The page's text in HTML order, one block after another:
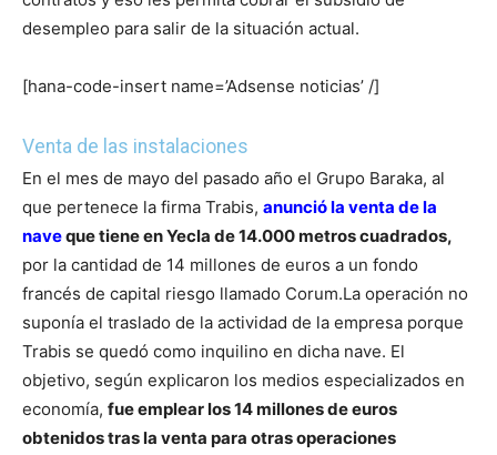
desempleo para salir de la situación actual.
[hana-code-insert name=’Adsense noticias’ /]
Venta de las instalaciones
En el mes de mayo del pasado año el Grupo Baraka, al
que pertenece la firma Trabis, anuncióla venta de la
naveque tiene en Yecla de 14.000 metros cuadrados,
por la cantidad de 14 millones de euros a un fondo
francés de capital riesgo llamado Corum.La operación no
suponía el traslado de la actividad de la empresa porque
Trabis se quedó como inquilino en dicha nave. El
objetivo, según explicaron los medios especializados en
economía, fue emplear los 14 millones de euros
obtenidos tras la venta para otras operaciones